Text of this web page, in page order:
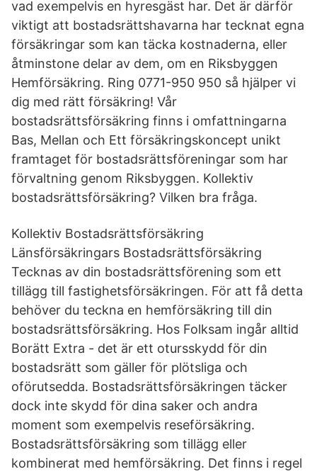
vad exempelvis en hyresgäst har. Det är därför
viktigt att bostadsrättshavarna har tecknat egna
försäkringar som kan täcka kostnaderna, eller
åtminstone delar av dem, om en Riksbyggen
Hemförsäkring. Ring 0771-950 950 så hjälper vi
dig med rätt försäkring! Vår
bostadsrättsförsäkring finns i omfattningarna
Bas, Mellan och Ett försäkringskoncept unikt
framtaget för bostadsrättsföreningar som har
förvaltning genom Riksbyggen. Kollektiv
bostadsrättsförsäkring? Vilken bra fråga.
Kollektiv Bostadsrättsförsäkring
Länsförsäkringars Bostadsrättsförsäkring
Tecknas av din bostadsrättsförening som ett
tillägg till fastighetsförsäkringen. För att få detta
behöver du teckna en hemförsäkring till din
bostadsrättsförsäkring. Hos Folksam ingår alltid
Borätt Extra - det är ett otursskydd för din
bostadsrätt som gäller för plötsliga och
oförutsedda. Bostadsrättsförsäkringen täcker
dock inte skydd för dina saker och andra
moment som exempelvis reseförsäkring.
Bostadsrättsförsäkring som tillägg eller
kombinerat med hemförsäkring. Det finns i regel